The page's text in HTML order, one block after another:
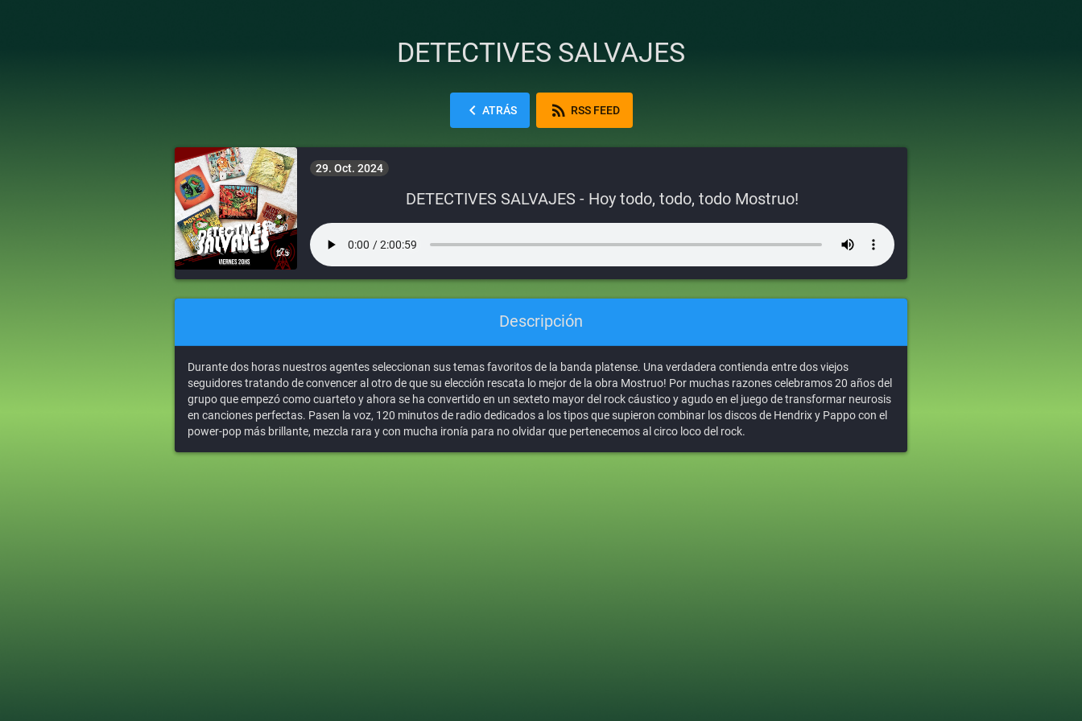
DETECTIVES SALVAJES
chevron_left ATRÁS rss_feed RSS FEED
29. Oct. 2024
DETECTIVES SALVAJES - Hoy todo, todo, todo Mostruo!
Descripción
Durante dos horas nuestros agentes seleccionan sus temas favoritos de la banda platense. Una verdadera contienda entre dos viejos
seguidores tratando de convencer al otro de que su elección rescata lo mejor de la obra Mostruo! Por muchas razones celebramos 20 años del
grupo que empezó como cuarteto y ahora se ha convertido en un sexteto mayor del rock cáustico y agudo en el juego de transformar neurosis
en canciones perfectas. Pasen la voz, 120 minutos de radio dedicados a los tipos que supieron combinar los discos de Hendrix y Pappo con el
power-pop más brillante, mezcla rara y con mucha ironía para no olvidar que pertenecemos al circo loco del rock.